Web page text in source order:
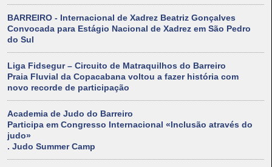
BARREIRO - Internacional de Xadrez Beatriz Gonçalves
Convocada para Estágio Nacional de Xadrez em São Pedro
do Sul
Liga Fidsegur – Circuito de Matraquilhos do Barreiro
Praia Fluvial da Copacabana voltou a fazer história com
novo recorde de participação
Academia de Judo do Barreiro
Participa em Congresso Internacional «Inclusão através do
judo»
. Judo Summer Camp